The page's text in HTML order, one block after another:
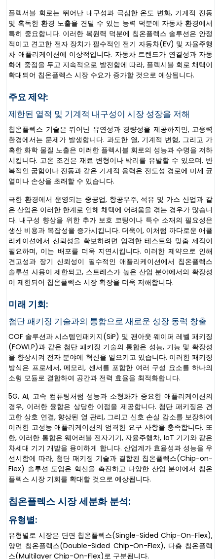
플렉서블 회로는 뛰어난 내구성과 극심한 온도 변화, 기계적 진동
및 혹독한 환경 노출을 견딜 수 있는 능력 덕분에 자동차 환경에서
특히 중요합니다. 이러한 복원력 덕분에 칩온플렉스 솔루션은 안정
적이고 견고한 전자 장치가 필수적인 전기 자동차(EV) 및 자율주행
차 애플리케이션에 이상적입니다. 자동차 트렌드가 연결성과 자동
화에 중점을 두고 지속적으로 발전함에 따라, 플렉시블 회로 채택이
확대되어 칩온플렉스 시장 수요가 증가할 것으로 예상됩니다.
주요 제약:
제한된 열적 및 기계적 내구성이 시장 성장을 저해
칩온플렉스 기술은 뛰어난 유연성과 경량성을 제공하지만, 고응력
환경에서는 문제가 발생합니다. 과도한 열, 기계적 변형, 그리고 가
혹한 화학 물질 노출은 이러한 플렉시블 회로의 성능과 수명을 저하
시킵니다. 고온 조건은 재료 변형이나 박리를 유발할 수 있으며, 반
복적인 굽힘이나 진동과 같은 기계적 응력은 전도성 경로에 미세 균
열이나 손상을 초래할 수 있습니다.
극한 환경에서 운영되는 중공업, 항공우주, 석유 및 가스 산업과 같
은 산업은 이러한 한계로 인해 채택에 어려움을 겪는 경우가 많습니
다. 내구성 향상을 위한 추가 보호 코팅이나 특수 소재의 필요성은
생산 비용과 복잡성을 증가시킵니다. 더욱이, 이처럼 까다로운 애플
리케이션에서 신뢰성을 확보하려면 엄격한 테스트와 맞춤 제작이
필요하며, 이는 배포를 더욱 지연시킵니다. 이러한 제약으로 인해
견고성과 장기 신뢰성이 필수적인 애플리케이션에서 칩온플렉스
솔루션 사용이 제한되고, 스트레스가 높은 산업 분야에서의 확장성
이 제한되어 칩온플렉스 시장 확장을 더욱 저해합니다.
미래 기회:
첨단 패키징 기술과의 통합으로 새로운 성장 동력 창출
COF 솔루션과 시스템인패키지(SiP) 및 팬아웃 웨이퍼 레벨 패키징
(FOWLP)과 같은 첨단 패키징 기술의 통합은 성능, 기능 및 확장성
을 향상시켜 전자 분야에 혁신을 일으키고 있습니다. 이러한 패키징
방식은 프로세서, 메모리, 센서를 포함한 여러 구성 요소를 하나의
소형 모듈로 결합하여 공간과 전력 효율을 최적화합니다.
5G, AI, 고속 컴퓨팅처럼 성능과 소형화가 중요한 애플리케이션의
경우, 이러한 융합은 상당한 이점을 제공합니다. 첨단 패키징은 견
고한 상호 연결, 향상된 열 관리, 그리고 신호 손실 감소를 보장하여
이러한 고성능 애플리케이션의 엄격한 요구 사항을 충족합니다. 또
한, 이러한 통합은 웨어러블 전자기기, 자율주행차, IoT 기기와 같은
차세대 기기 개발을 용이하게 합니다. 산업계가 효율성과 성능을 우
선시함에 따라, 첨단 패키징 기술과 결합된 칩온플렉스(Chip-on-
Flex) 솔루션 도입은 혁신을 촉진하고 다양한 산업 분야에서 칩온
플렉스 시장 기회를 확대할 것으로 예상됩니다.
칩온플렉스 시장 세분화 분석:
유형별:
유형별로 시장은 단면 칩온플렉스(Single-Sided Chip-On-Flex),
양면 칩온플렉스(Double-Sided Chip-On-Flex), 다층 칩온플렉
스(Multilayer Chip-On-Flex)로 구분됩니다.